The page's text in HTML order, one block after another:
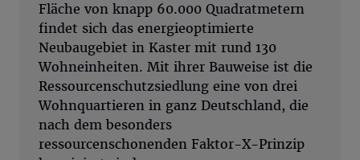
Fläche von knapp 60.000 Quadratmetern
findet sich das energieoptimierte
Neubaugebiet in Kaster mit rund 130
Wohneinheiten. Mit ihrer Bauweise ist die
Ressourcenschutzsiedlung eine von drei
Wohnquartieren in ganz Deutschland, die
nach dem besonders
ressourcenschonenden Faktor-X-Prinzip